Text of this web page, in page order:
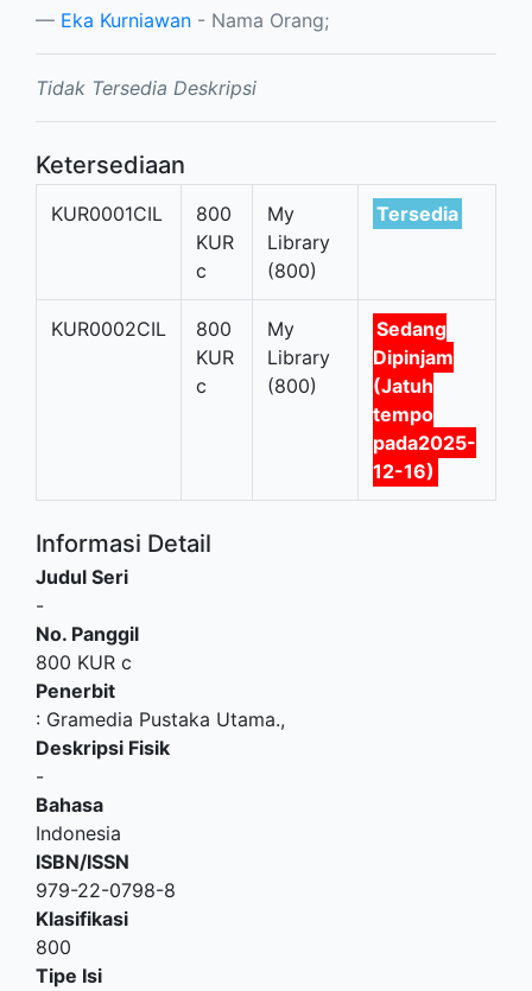
Eka Kurniawan - Nama Orang;
Tidak Tersedia Deskripsi
Ketersediaan
KUR0001CIL
800
KUR
c
My
Library
(800)
Tersedia
KUR0002CIL
800
KUR
c
My
Library
(800)
Sedang
Dipinjam
(Jatuh
tempo
pada2025-
12-16)
Informasi Detail
Judul Seri
-
No. Panggil
800 KUR c
Penerbit
: Gramedia Pustaka Utama.,
Deskripsi Fisik
-
Bahasa
Indonesia
ISBN/ISSN
979-22-0798-8
Klasifikasi
800
Tipe Isi